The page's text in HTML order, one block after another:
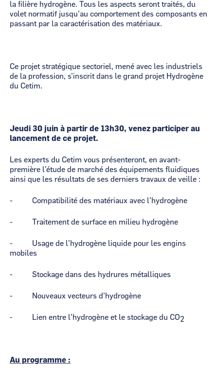
la filière hydrogène. Tous les aspects seront traités, du
volet normatif jusqu’au comportement des composants en
passant par la caractérisation des matériaux.
Ce projet stratégique sectoriel, mené avec les industriels
de la profession, s’inscrit dans le grand projet Hydrogène
du Cetim.
Jeudi 30 juin à partir de 13h30, venez participer au
lancement de ce projet.
Les experts du Cetim vous présenteront, en avant-
première l’étude de marché des équipements fluidiques
ainsi que les résultats de ses derniers travaux de veille :
- Compatibilité des matériaux avec l’hydrogène
- Traitement de surface en milieu hydrogène
- Usage de l’hydrogène liquide pour les engins
mobiles
- Stockage dans des hydrures métalliques
- Nouveaux vecteurs d’hydrogène
- Lien entre l’hydrogène et le stockage du CO2
Au programme :